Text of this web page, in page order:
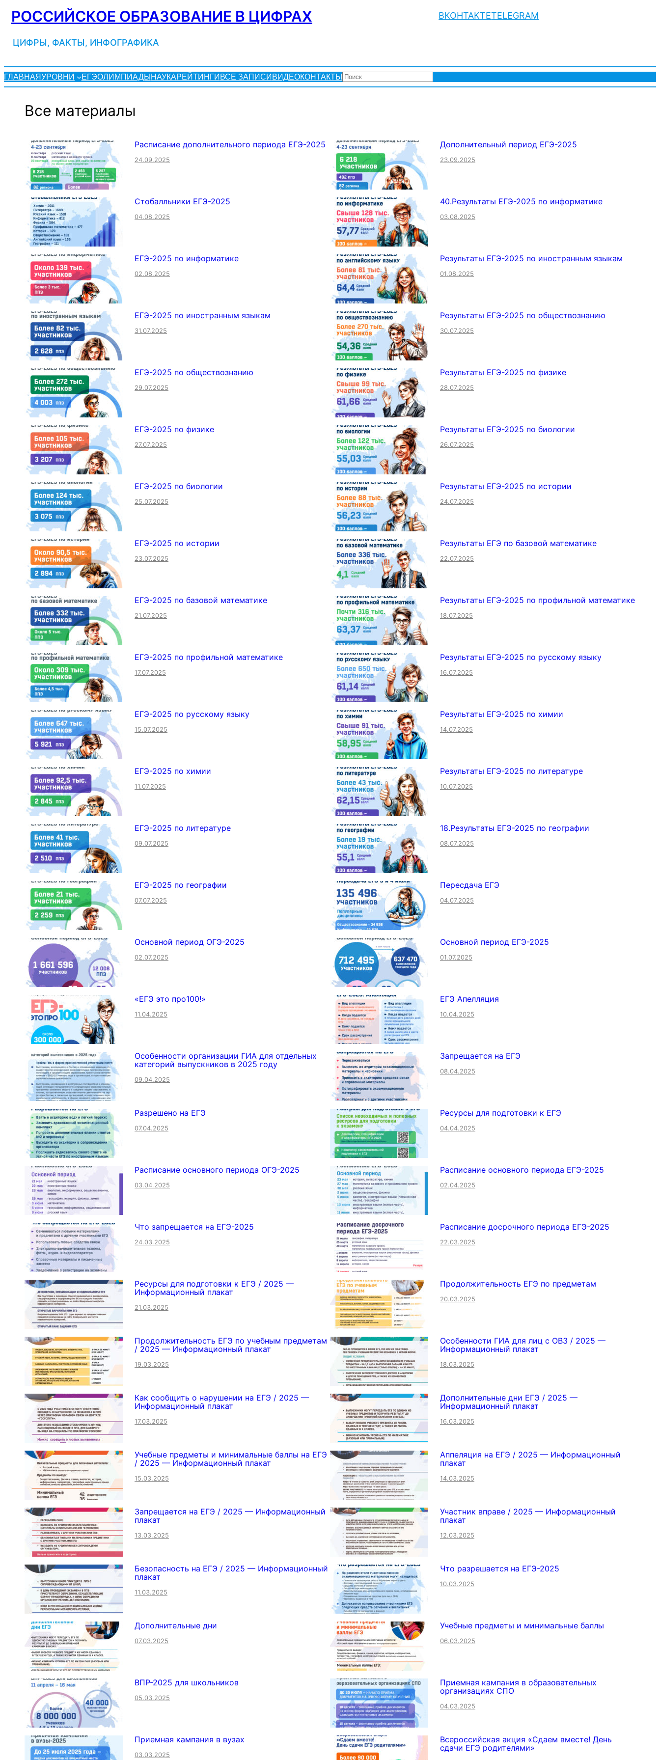
Перейти
содержимому
РОССИЙСКОЕ ОБРАЗОВАНИЕ В ЦИФРАХ
ЦИФРЫ, ФАКТЫ, ИНФОГРАФИКА
ВКОНТАКТЕTELEGRAM
ГЛАВНАЯУРОВНИ ЕГЭОЛИМПИАДЫНАУКАРЕЙТИНГИВСЕ ЗАПИСИВИДЕОКОНТАКТЫПОИСК
Все материалы
Расписание дополнительного периода ЕГЭ-2025
24.09.2025
Дополнительный период ЕГЭ-2025
23.09.2025
Стобалльники ЕГЭ-2025
04.08.2025
40.Результаты ЕГЭ-2025 по информатике
03.08.2025
ЕГЭ-2025 по информатике
02.08.2025
Результаты ЕГЭ-2025 по иностранным языкам
01.08.2025
ЕГЭ-2025 по иностранным языкам
31.07.2025
Результаты ЕГЭ-2025 по обществознанию
30.07.2025
ЕГЭ-2025 по обществознанию
29.07.2025
Результаты ЕГЭ-2025 по физике
28.07.2025
ЕГЭ-2025 по физике
27.07.2025
Результаты ЕГЭ-2025 по биологии
26.07.2025
ЕГЭ-2025 по биологии
25.07.2025
Результаты ЕГЭ-2025 по истории
24.07.2025
ЕГЭ-2025 по истории
23.07.2025
Результаты ЕГЭ по базовой математике
22.07.2025
ЕГЭ-2025 по базовой математике
21.07.2025
Результаты ЕГЭ-2025 по профильной математике
18.07.2025
ЕГЭ-2025 по профильной математике
17.07.2025
Результаты ЕГЭ-2025 по русскому языку
16.07.2025
ЕГЭ-2025 по русскому языку
15.07.2025
Результаты ЕГЭ-2025 по химии
14.07.2025
ЕГЭ-2025 по химии
11.07.2025
Результаты ЕГЭ-2025 по литературе
10.07.2025
ЕГЭ-2025 по литературе
09.07.2025
18.Результаты ЕГЭ-2025 по географии
08.07.2025
ЕГЭ-2025 по географии
07.07.2025
Пересдача ЕГЭ
04.07.2025
Основной период ОГЭ-2025
02.07.2025
Основной период ЕГЭ-2025
01.07.2025
«ЕГЭ это про100!»
11.04.2025
ЕГЭ Апелляция
10.04.2025
Особенности организации ГИА для отдельных
категорий выпускников в 2025 году
09.04.2025
Запрещается на ЕГЭ
08.04.2025
Разрешено на ЕГЭ
07.04.2025
Ресурсы для подготовки к ЕГЭ
04.04.2025
Расписание основного периода ОГЭ-2025
03.04.2025
Расписание основного периода ЕГЭ-2025
02.04.2025
Что запрещается на ЕГЭ-2025
24.03.2025
Расписание досрочного периода ЕГЭ-2025
22.03.2025
Ресурсы для подготовки к ЕГЭ / 2025 —
Информационный плакат
21.03.2025
Продолжительность ЕГЭ по предметам
20.03.2025
Продолжительность ЕГЭ по учебным предметам
/ 2025 — Информационный плакат
19.03.2025
Особенности ГИА для лиц с ОВЗ / 2025 —
Информационный плакат
18.03.2025
Как сообщить о нарушении на ЕГЭ / 2025 —
Информационный плакат
17.03.2025
Дополнительные дни ЕГЭ / 2025 —
Информационный плакат
16.03.2025
Учебные предметы и минимальные баллы на ЕГЭ
/ 2025 — Информационный плакат
15.03.2025
Аппеляция на ЕГЭ / 2025 — Информационный
плакат
14.03.2025
Запрещается на ЕГЭ / 2025 — Информационный
плакат
13.03.2025
Участник вправе / 2025 — Информационный
плакат
12.03.2025
Безопасность на ЕГЭ / 2025 — Информационный
плакат
11.03.2025
Что разрешается на ЕГЭ-2025
10.03.2025
Дополнительные дни
07.03.2025
Учебные предметы и минимальные баллы
06.03.2025
ВПР-2025 для школьников
05.03.2025
Приемная кампания в образовательных
организациях СПО
04.03.2025
Приемная кампания в вузах
03.03.2025
Всероссийская акция «Сдаем вместе! День
сдачи ЕГЭ родителями»